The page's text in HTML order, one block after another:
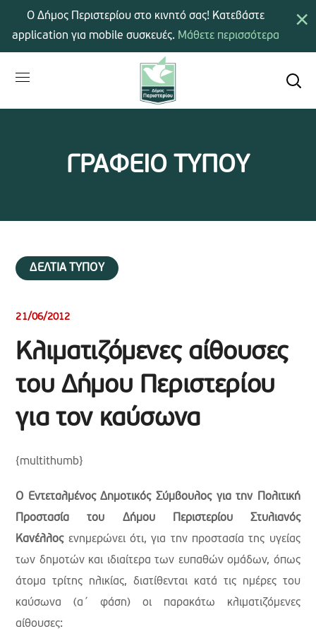
ΓΡΑΦΕΙΟ ΤΥΠΟΥ
ΔΕΛΤΙΑ ΤΥΠΟΥ
21/06/2012
Κλιματιζόμενες αίθουσες
του Δήμου Περιστερίου
για τον καύσωνα
{multithumb}
Ο Εντεταλμένος Δημοτικός Σύμβουλος για την Πολιτική
Προστασία του Δήμου Περιστερίου Στυλιανός
Κανέλλος ενημερώνει ότι, για την προστασία της υγείας
των δημοτών και ιδιαίτερα των ευπαθών ομάδων, όπως
άτομα τρίτης ηλικίας, διατίθενται κατά τις ημέρες του
καύσωνα (α΄ φάση) οι παρακάτω κλιματιζόμενες
αίθουσες:
×
Ο Δήμος Περιστερίου στο κινητό σας! Κατεβάστε
application για mobile συσκευές. Μάθετε περισσότερα